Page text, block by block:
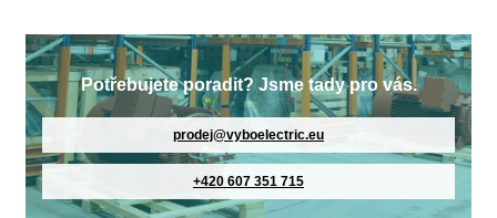
Potřebujete poradit? Jsme tady pro vás.
prodej@vyboelectric.eu
+420 607 351 715